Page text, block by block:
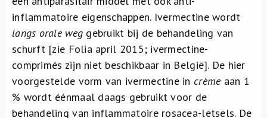
inflammatoire eigenschappen. Ivermectine wordt
langs orale weg gebruikt bij de behandeling van
schurft [zie Folia april 2015; ivermectine-
comprimés zijn niet beschikbaar in België]. De hier
voorgestelde vorm van ivermectine in crèmeaan 1
% wordt éénmaal daags gebruikt voor de
behandeling van inflammatoire rosacea-letsels. De